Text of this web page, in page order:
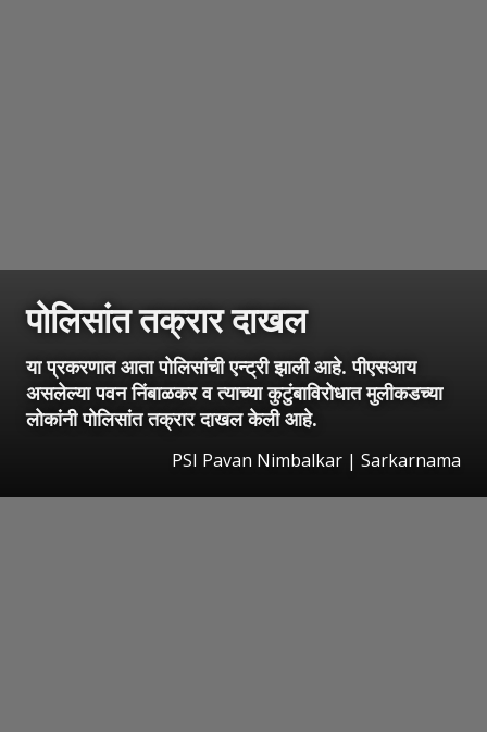
पोलिसांत तक्रार दाखल
या प्रकरणात आता पोलिसांची एन्ट्री झाली आहे. पीएसआय
असलेल्या पवन निंबाळकर व त्याच्या कुटुंबाविरोधात मुलीकडच्या
लोकांनी पोलिसांत तक्रार दाखल केली आहे.
PSI Pavan Nimbalkar | Sarkarnama